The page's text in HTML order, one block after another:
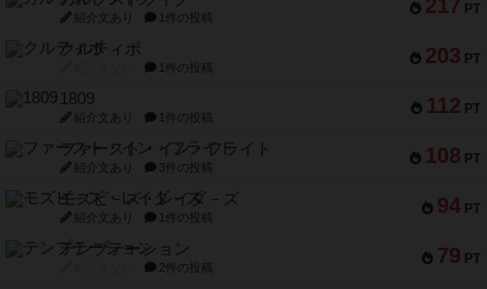
217 PT
紹介文あり 1件の投稿
203 PT
クルティボ
1件の投稿
112 PT
1809
紹介文あり 1件の投稿
108 PT
ファースト・イン・フライト
紹介文あり 3件の投稿
94 PT
モズビ－ズ・レイダ－ズ
紹介文あり 1件の投稿
79 PT
テンプテーション
2件の投稿